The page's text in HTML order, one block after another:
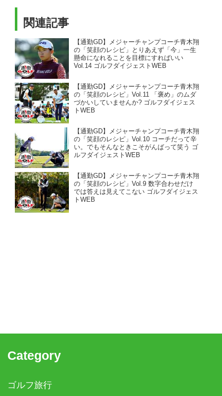
関連記事
【通勤GD】メジャーチャンプコーチ青木翔
の「笑顔のレシピ」とりあえず「今」一生
懸命になれることを目標にすればいい
Vol.14 ゴルフダイジェストWEB
【通勤GD】メジャーチャンプコーチ青木翔
の「笑顔のレシピ」Vol.11 「褒め」のムダ
づかいしていませんか? ゴルフダイジェス
トWEB
【通勤GD】メジャーチャンプコーチ青木翔
の「笑顔のレシピ」Vol.10 コーチだって辛
い。でもそんなときこそがんばって笑う ゴ
ルフダイジェストWEB
【通勤GD】メジャーチャンプコーチ青木翔
の「笑顔のレシピ」Vol.9 数字合わせだけ
では答えは見えてこない ゴルフダイジェス
トWEB
Category
ゴルフ旅行